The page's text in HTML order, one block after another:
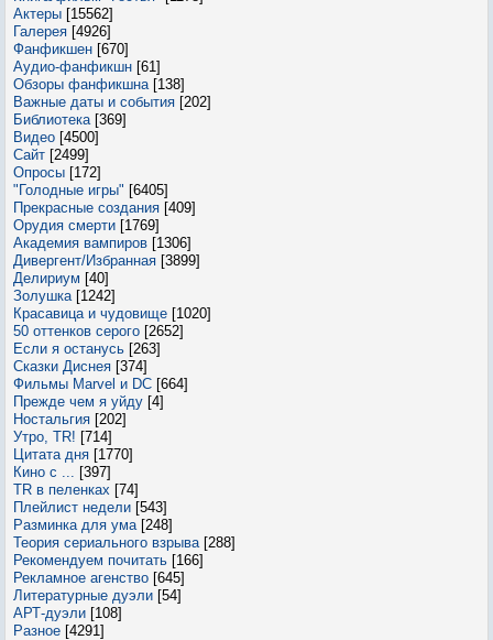
Актеры [15562]
Галерея [4926]
Фанфикшен [670]
Аудио-фанфикшн [61]
Обзоры фанфикшна [138]
Важные даты и события [202]
Библиотека [369]
Видео [4500]
Сайт [2499]
Опросы [172]
"Голодные игры" [6405]
Прекрасные создания [409]
Орудия смерти [1769]
Академия вампиров [1306]
Дивергент/Избранная [3899]
Делириум [40]
Золушка [1242]
Красавица и чудовище [1020]
50 оттенков серого [2652]
Если я останусь [263]
Сказки Диснея [374]
Фильмы Marvel и DC [664]
Прежде чем я уйду [4]
Ностальгия [202]
Утро, TR! [714]
Цитата дня [1770]
Кино с ... [397]
TR в пеленках [74]
Плейлист недели [543]
Разминка для ума [248]
Теория сериального взрыва [288]
Рекомендуем почитать [166]
Рекламное агенство [645]
Литературные дуэли [54]
АРТ-дуэли [108]
Разное [4291]